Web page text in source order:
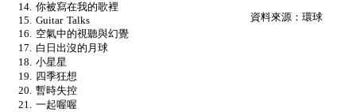
資料來源：環球
你被寫在我的歌裡
Guitar Talks
空氣中的視聽與幻覺
白日出沒的月球
小星星
四季狂想
暫時失控
一起喔喔